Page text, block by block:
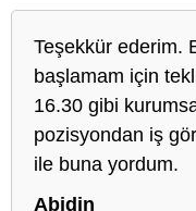
Teşekkür ederim.
başlamam için
16.30 gibi
pozisyondan iş
ile buna yordum.
Abidin